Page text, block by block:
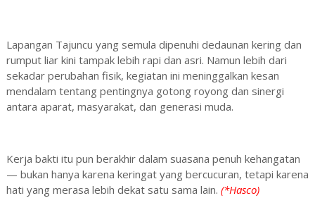
Lapangan Tajuncu yang semula dipenuhi dedaunan kering dan
rumput liar kini tampak lebih rapi dan asri. Namun lebih dari
sekadar perubahan fisik, kegiatan ini meninggalkan kesan
mendalam tentang pentingnya gotong royong dan sinergi
antara aparat, masyarakat, dan generasi muda.
Kerja bakti itu pun berakhir dalam suasana penuh kehangatan
— bukan hanya karena keringat yang bercucuran, tetapi karena
hati yang merasa lebih dekat satu sama lain. (*Hasco)